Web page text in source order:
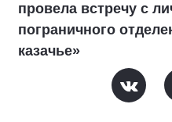
провела встречу с
пограничного
казачье»